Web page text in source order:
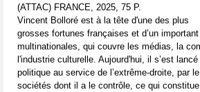
(ATTAC) FRANCE, 2025, 75 P.
Vincent Bolloré est à la tête d'une des plus
grosses fortunes françaises et d’un
multinationales, qui couvre les médias, la
l'industrie culturelle. Aujourd'hui, il s’est
politique au service de l’extrême-droite, par
sociétés dont il a le contrôle, ce qui